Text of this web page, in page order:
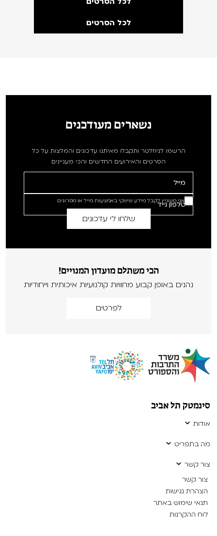
לכל הסרטים
נשארים מעודכנים
הרשמו לניוזלטר ותקבלו מאיתנו עדכונים והמלצות על כל
הסרטים והאירועים החדשים והכי מעניינים
אני מעוניין לקבל מידע שיווקי באמצעות מייל או מסרונים
הכי משתלם מועדון המנויים!
נהנים באופן קבוע מחוויות קולנועיות איכותית וייחודיות
לפרטים
סינמטק תל אביב
אודות
מה בתפריט
צור קשר
צור קשר
הצהרת נגישות
תנאי שימוש באתר
לוח ההקרנות